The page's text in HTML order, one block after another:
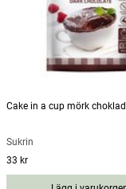
Cake in a cup mörk
Sukrin
Pris
33 kr